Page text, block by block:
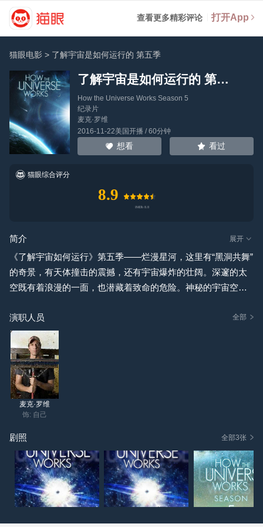
查看更多精彩评论 打开App
猫眼电影 > 了解宇宙是如何运行的 第五季
了解宇宙是如何运行的 第五季
How the Universe Works Season 5
纪录片
麦克·罗维
2016-11-22美国开播 / 60分钟
想看 看过
猫眼综合评分
8.9
简介 展开
《了解宇宙如何运行》第五季——烂漫星河，这里有“黑洞共舞”
的奇景，有天体撞击的震撼，还有宇宙爆炸的壮阔。深邃的太
空既有着浪漫的一面，也潜藏着致命的危险。神秘的宇宙空间
一探究竟！
第一集：第九颗行星之谜（S5 E1 - Mystery of Planet 9）
第二集：黑洞的神秘起源（S5 E2 - Black Holes: The Secret Or
igin）
第三集：冥王星秘史（S5 E3 - Secret History of Pluto）
第四集：神秘的行星杀手（S5 E4 - Stars That Kill）
第五集：致命宇宙（S5 E5 - The Universe's Deadliest）
net）
第七集：暗物质之谜（S5 E7 - The Dark Matter Enigma）
后续还有奇异的外星世界……
演职人员 全部
麦克·罗维
饰: 自己
剧照 全部3张